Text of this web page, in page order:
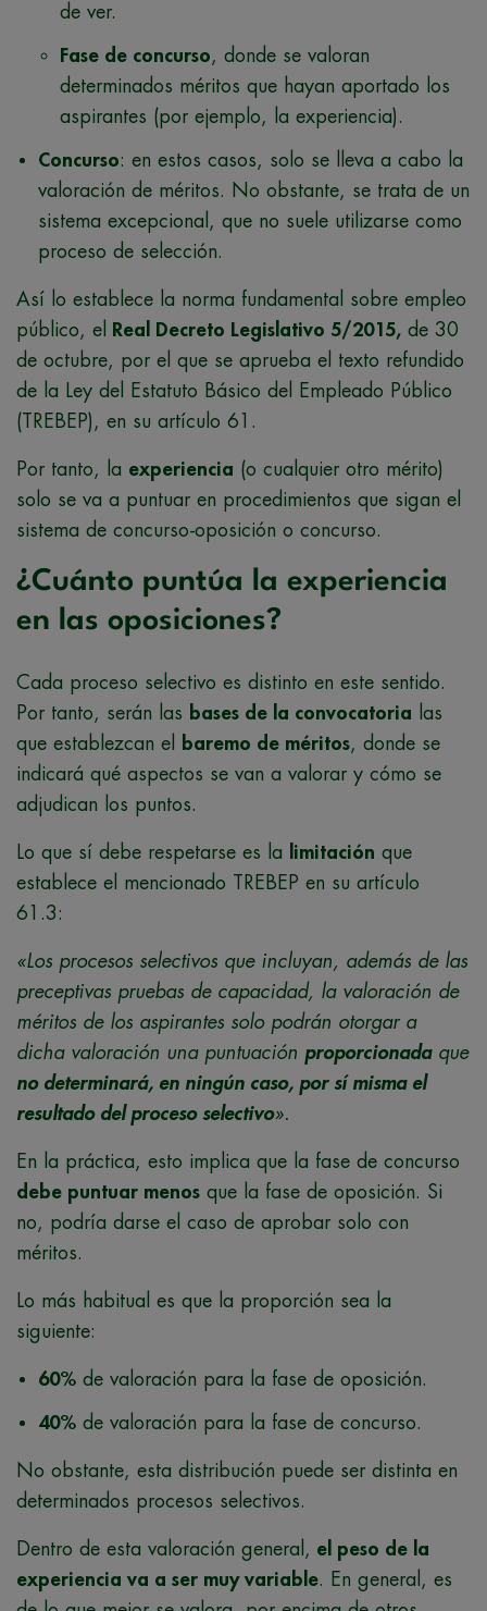
de ver.
Fase de concurso, donde se valoran
determinados méritos que hayan aportado los
aspirantes (por ejemplo, la experiencia).
Concurso: en estos casos, solo se lleva a cabo la
valoración de méritos. No obstante, se trata de un
sistema excepcional, que no suele utilizarse como
proceso de selección.
Así lo establece la norma fundamental sobre empleo
público, el
Real Decreto Legislativo 5/2015, de 30
de octubre, por el que se aprueba el texto refundido
de la Ley del Estatuto Básico del Empleado Público
(TREBEP), en su artículo 61.
Por tanto, la experiencia (o cualquier otro mérito)
solo se va a puntuar en procedimientos que sigan el
sistema de concurso-oposición o concurso.
¿Cuánto puntúa la experiencia
en las oposiciones?
Cada proceso selectivo es distinto en este sentido.
Por tanto, serán las bases de la convocatoria las
que establezcan el
baremo de méritos, donde se
indicará qué aspectos se van a valorar y cómo se
adjudican los puntos.
Lo que sí debe respetarse es la limitación que
establece el mencionado TREBEP en su artículo
61.3:
«Los procesos selectivos que incluyan, además de las
preceptivas pruebas de capacidad, la valoración de
méritos de los aspirantes solo podrán otorgar a
dicha valoración una puntuación proporcionadaque
no determinará, en ningún caso, por sí misma el
resultado del proceso selectivo».
En la práctica, esto implica que la fase de concurso
debe puntuar menos que la fase de oposición. Si
no, podría darse el caso de aprobar solo con
méritos.
Lo más habitual es que la proporción sea la
siguiente:
60% de valoración para la fase de oposición.
40% de valoración para la fase de concurso.
No obstante, esta distribución puede ser distinta en
determinados procesos selectivos.
Dentro de esta valoración general, el peso de la
experiencia va a ser muy variable. En general, es